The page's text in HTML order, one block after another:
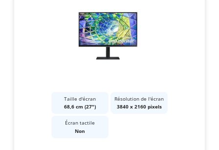
Taille d'écran
68,6 cm (27")
Résolution de l'écran
3840 x 2160 pixels
Écran tactile
Non